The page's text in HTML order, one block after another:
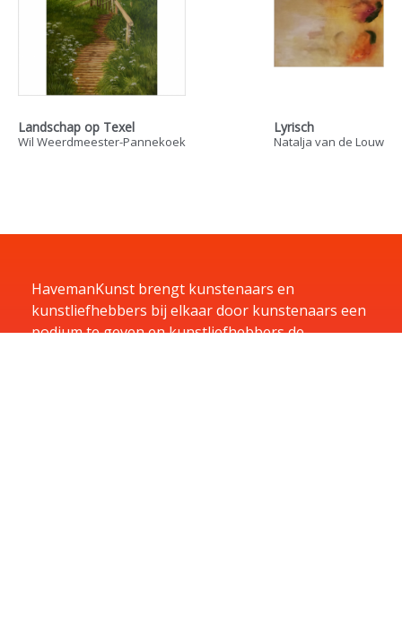
Landschap op Texel
Wil Weerdmeester-Pannekoek
Lyrisch
Natalja van de Louw
HavemanKunst brengt kunstenaars en
kunstliefhebbers bij elkaar door kunstenaars een
podium te geven en kunstliefhebbers de